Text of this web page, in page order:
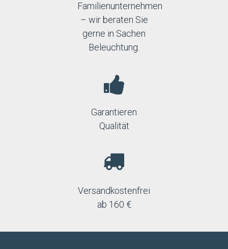
Familienunternehmen
– wir beraten Sie
gerne in Sachen
Beleuchtung.
Garantieren
Qualität
Versandkostenfrei
ab 160 €